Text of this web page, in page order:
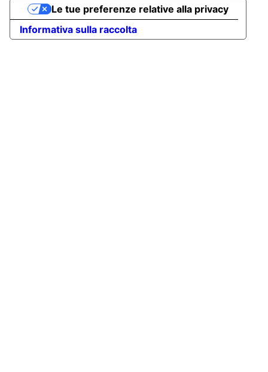
Informativa sulla raccolta
Le tue preferenze relative alla privacy